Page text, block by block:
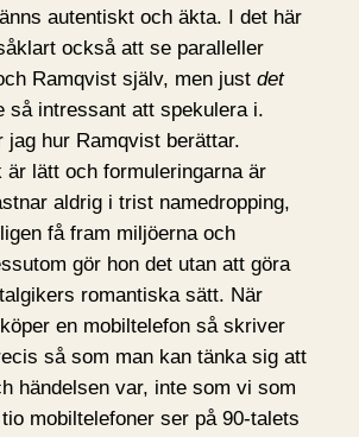
autentiskt och äkta. I det här
också att se paralleller
Ramqvist själv, men just det
så intressant att spekulera i.
jag hur Ramqvist berättar.
är lätt och formuleringarna är
aldrig i trist namedropping,
få fram miljöerna och
gör hon det utan att göra
romantiska sätt. När
en mobiltelefon så skriver
så som man kan tänka sig att
händelsen var, inte som vi som
mobiltelefoner ser på 90-talets